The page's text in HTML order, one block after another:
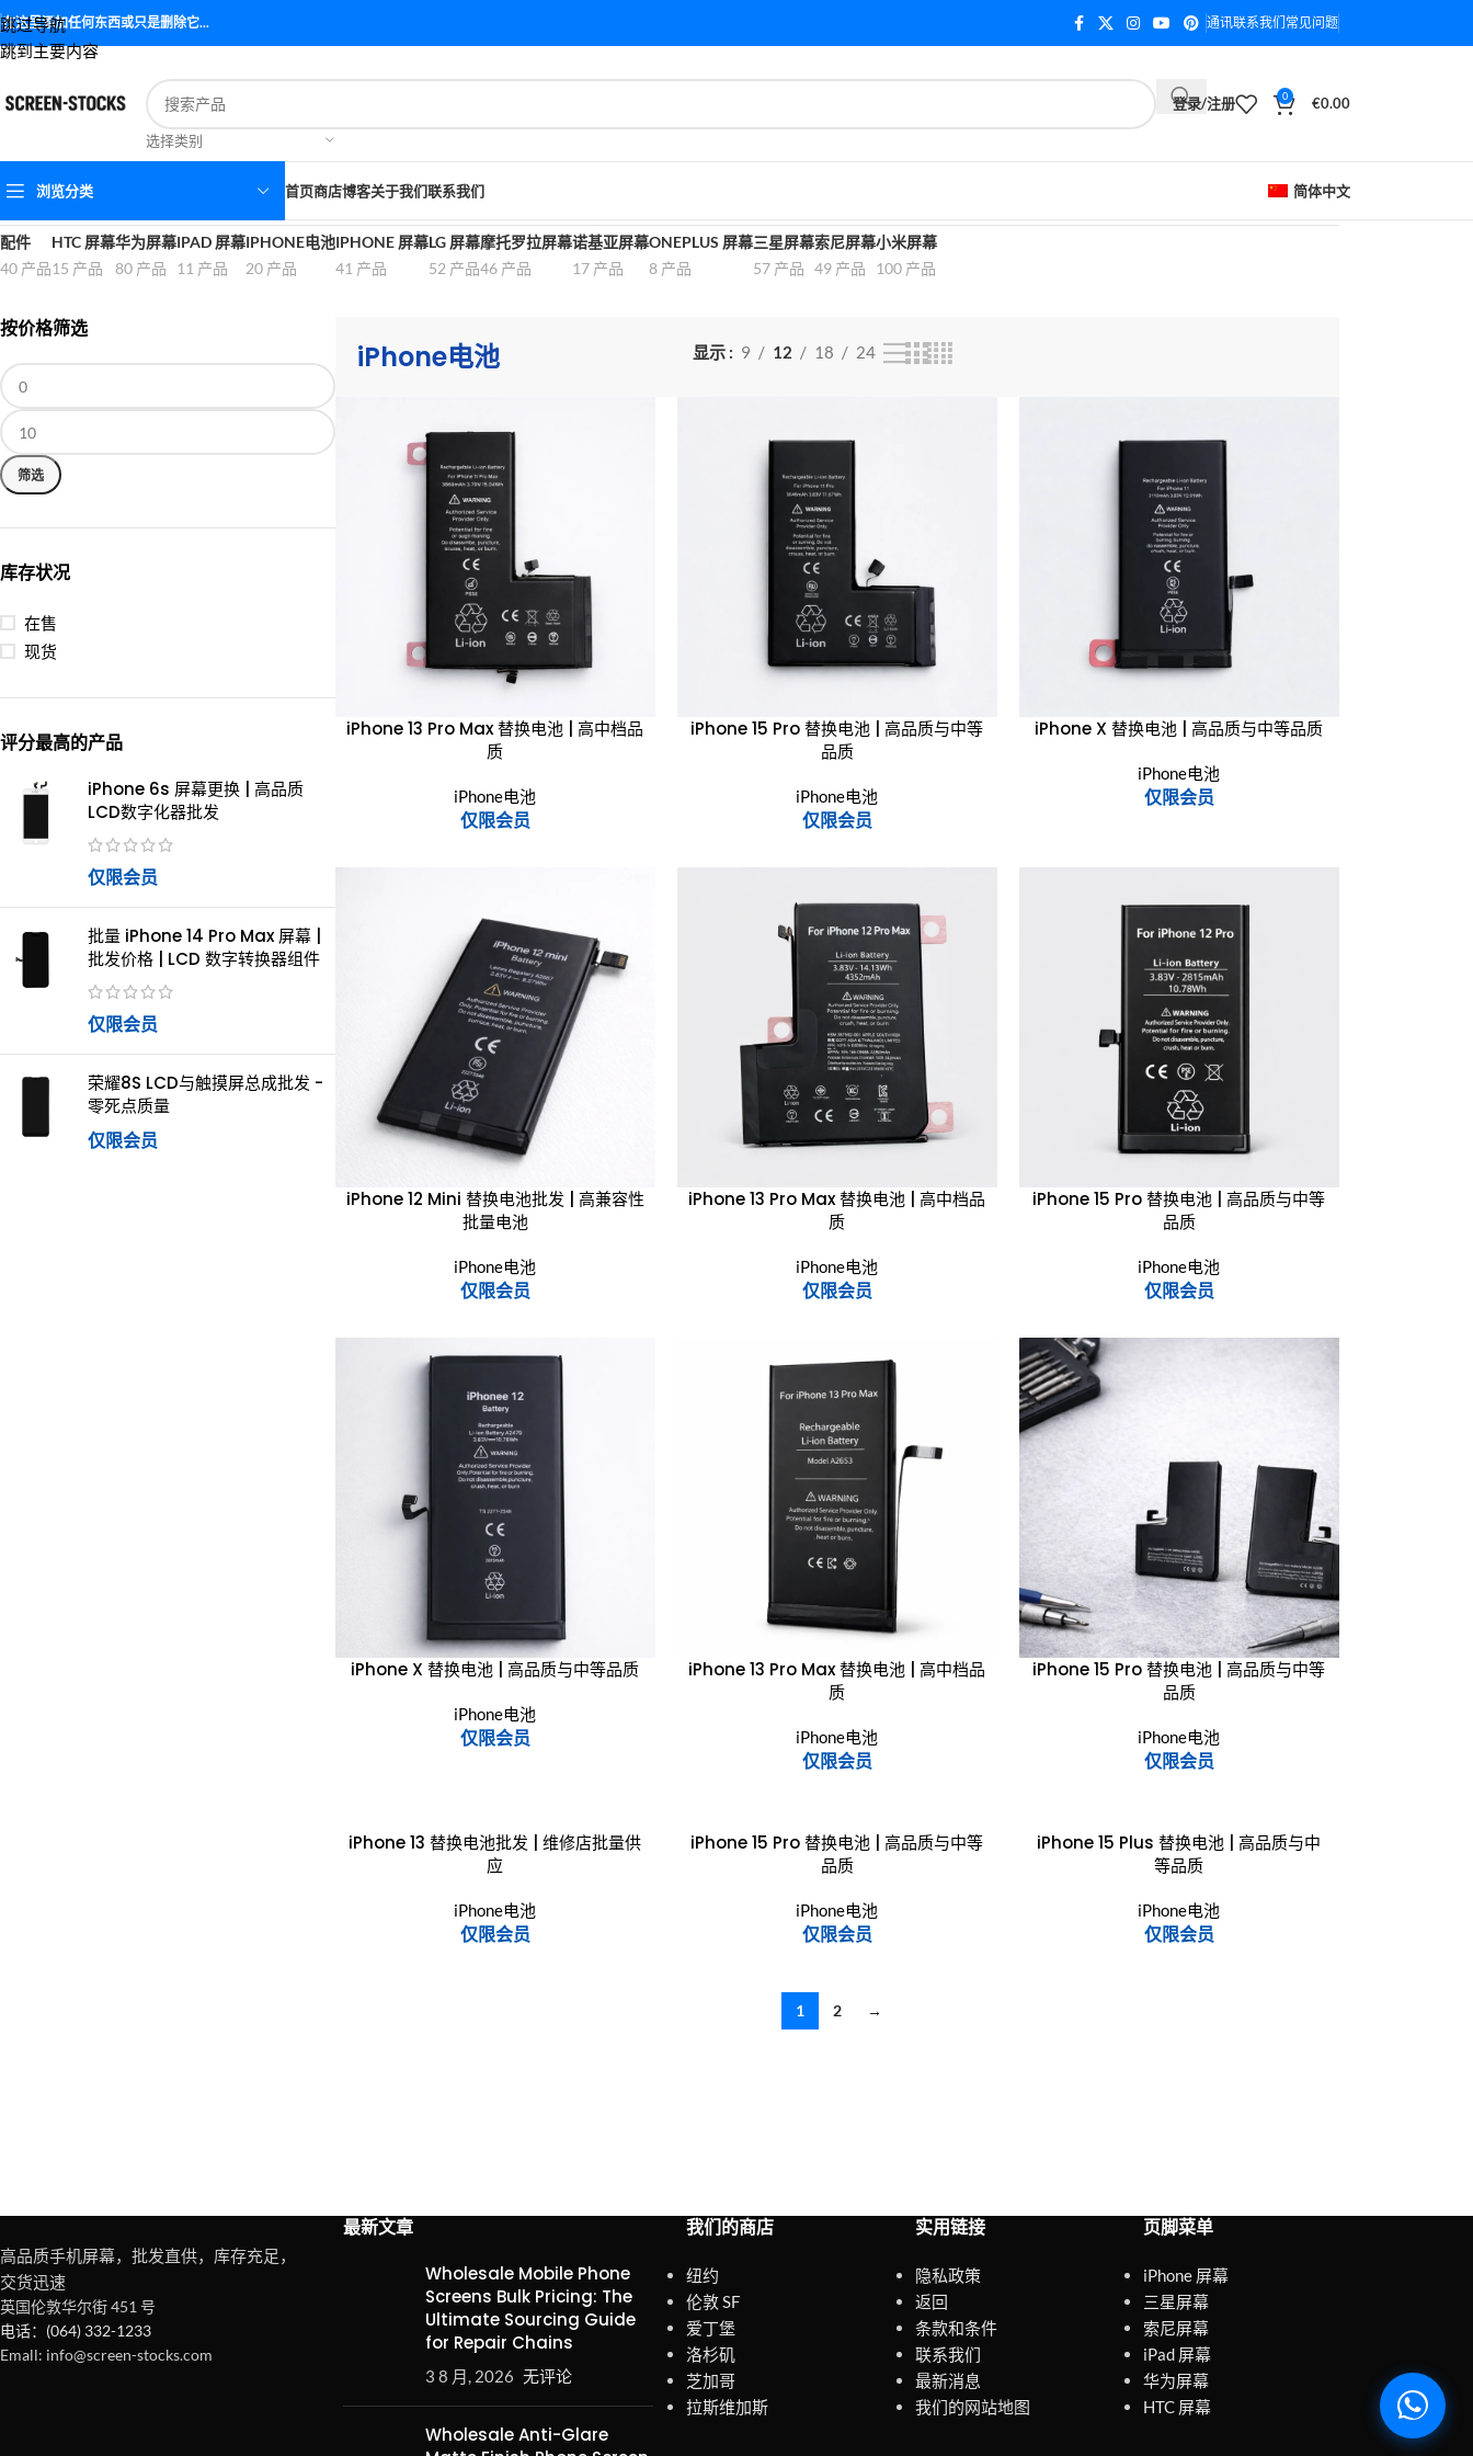
跳过导航
跳到主要内容
在这里添加任何东西或只是删除它... 通讯联系我们 常见问题
选择类别
登录/注册 0 €0.00
浏览分类 首页商店博客关于我们联系我们 简体中文
配件
40 产品
HTC 屏幕
15 产品
华为屏幕
80 产品
IPAD 屏幕
11 产品
IPHONE电池
20 产品
IPHONE 屏幕
41 产品
LG 屏幕
52 产品
摩托罗拉屏幕
46 产品
诺基亚屏幕
17 产品
ONEPLUS 屏幕
8 产品
三星屏幕
57 产品
索尼屏幕
49 产品
小米屏幕
100 产品
按价格筛选
筛选
库存状况
在售
现货
评分最高的产品
iPhone 6s 屏幕更换 | 高品质
LCD数字化器批发
仅限会员
批量 iPhone 14 Pro Max 屏幕 |
批发价格 | LCD 数字转换器组件
仅限会员
荣耀8S LCD与触摸屏总成批发 -
零死点质量
仅限会员
iPhone电池 显示 9 12 18 24
iPhone 13 Pro Max 替换电池 | 高中档品
质
iPhone电池
仅限会员
iPhone 15 Pro 替换电池 | 高品质与中等
品质
iPhone电池
仅限会员
iPhone X 替换电池 | 高品质与中等品质
iPhone电池
仅限会员
iPhone 12 Mini 替换电池批发 | 高兼容性
批量电池
iPhone电池
仅限会员
iPhone 13 Pro Max 替换电池 | 高中档品
质
iPhone电池
仅限会员
iPhone 15 Pro 替换电池 | 高品质与中等
品质
iPhone电池
仅限会员
iPhone X 替换电池 | 高品质与中等品质
iPhone电池
仅限会员
iPhone 13 Pro Max 替换电池 | 高中档品
质
iPhone电池
仅限会员
iPhone 15 Pro 替换电池 | 高品质与中等
品质
iPhone电池
仅限会员
iPhone 13 替换电池批发 | 维修店批量供
应
iPhone电池
仅限会员
iPhone 15 Pro 替换电池 | 高品质与中等
品质
iPhone电池
仅限会员
iPhone 15 Plus 替换电池 | 高品质与中
等品质
iPhone电池
仅限会员
1 2 →
高品质手机屏幕，批发直供，库存充足，
交货迅速
英国伦敦华尔街 451 号
电话：(064) 332-1233
Emall: info@screen-stocks.com
最新文章
Wholesale Mobile Phone
Screens Bulk Pricing: The
Ultimate Sourcing Guide
for Repair Chains
3 8 月, 2026 无评论
Wholesale Anti-Glare
我们的商店
纽约
伦敦 SF
爱丁堡
洛杉矶
芝加哥
拉斯维加斯
实用链接
隐私政策
返回
条款和条件
联系我们
最新消息
我们的网站地图
页脚菜单
iPhone 屏幕
三星屏幕
索尼屏幕
iPad 屏幕
华为屏幕
HTC 屏幕